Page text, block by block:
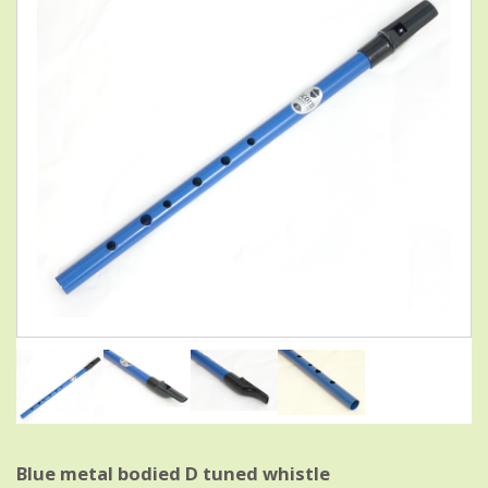
Blue metal bodied D tuned whistle